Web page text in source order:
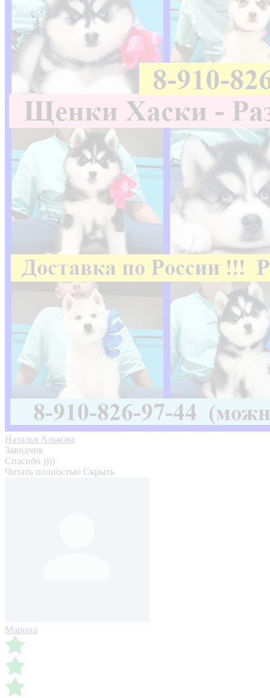
Наталья Алькова
Заводчик
Спасибо ))))
Читать полностью Скрыть
Марина